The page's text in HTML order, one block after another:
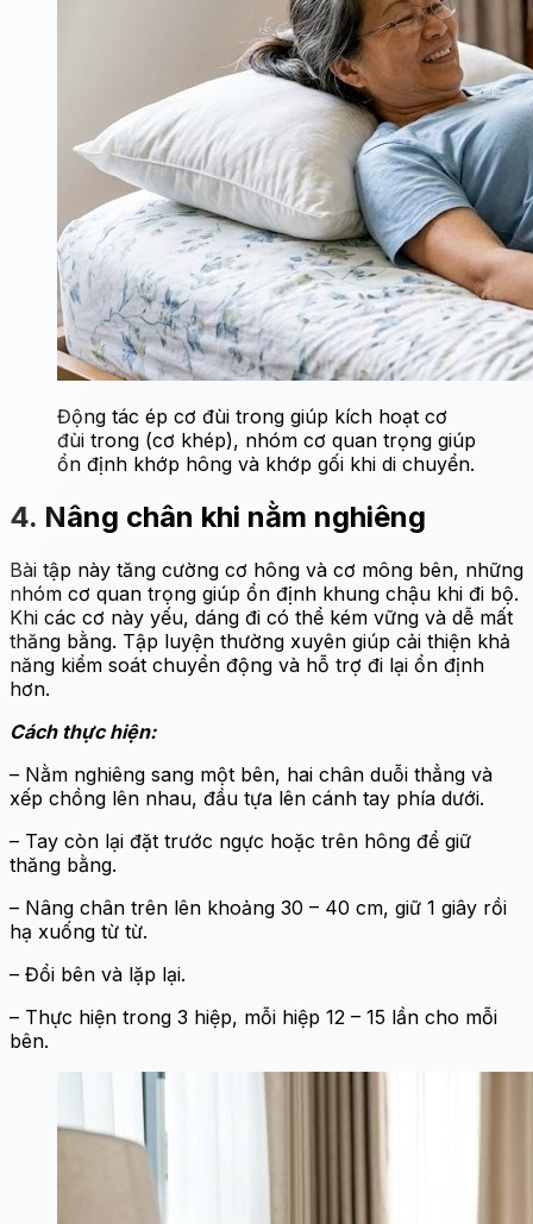
Động tác ép cơ đùi trong giúp kích hoạt cơ
đùi trong (cơ khép), nhóm cơ quan trọng giúp
ổn định khớp hông và khớp gối khi di chuyển.
4. Nâng chân khi nằm nghiêng
Bài tập này tăng cường cơ hông và cơ mông bên, những
nhóm cơ quan trọng giúp ổn định khung chậu khi đi bộ.
Khi các cơ này yếu, dáng đi có thể kém vững và dễ mất
thăng bằng. Tập luyện thường xuyên giúp cải thiện khả
năng kiểm soát chuyển động và hỗ trợ đi lại ổn định
hơn.
Cách thực hiện:
– Nằm nghiêng sang một bên, hai chân duỗi thẳng và
xếp chồng lên nhau, đầu tựa lên cánh tay phía dưới.
– Tay còn lại đặt trước ngực hoặc trên hông để giữ
thăng bằng.
– Nâng chân trên lên khoảng 30 – 40 cm, giữ 1 giây rồi
hạ xuống từ từ.
– Đổi bên và lặp lại.
– Thực hiện trong 3 hiệp, mỗi hiệp 12 – 15 lần cho mỗi
bên.